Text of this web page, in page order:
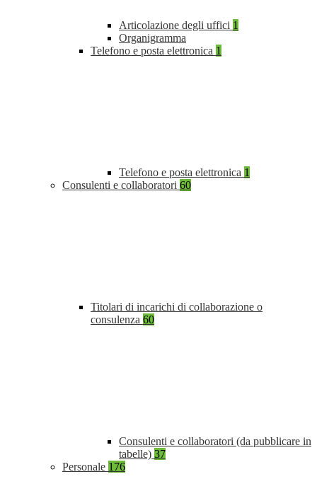
Articolazione degli uffici 1
Organigramma
Telefono e posta elettronica 1
Telefono e posta elettronica 1
Consulenti e collaboratori 60
Titolari di incarichi di collaborazione o
consulenza 60
Consulenti e collaboratori (da pubblicare in
tabelle) 37
Personale 176